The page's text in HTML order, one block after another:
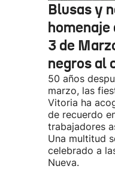
Blusas y
3 de
negros al
50 años
marzo, las
Vitoria ha
de recuerdo
trabajadores
Una multitud
celebrado a
Nueva.